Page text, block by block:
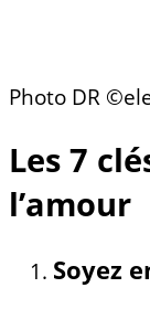
Photo DR
Les 7
l’amour
Soyez